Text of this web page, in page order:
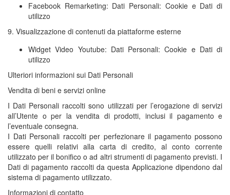
Facebook Remarketing: Dati Personali: Cookie e Dati di
utilizzo
9. Visualizzazione di contenuti da piattaforme esterne
Widget Video Youtube: Dati Personali: Cookie e Dati di
utilizzo
Ulteriori informazioni sui Dati Personali
Vendita di beni e servizi online
I Dati Personali raccolti sono utilizzati per l’erogazione di servizi
all’Utente o per la vendita di prodotti, inclusi il pagamento e
l’eventuale consegna.
I Dati Personali raccolti per perfezionare il pagamento possono
essere quelli relativi alla carta di credito, al conto corrente
utilizzato per il bonifico o ad altri strumenti di pagamento previsti. I
Dati di pagamento raccolti da questa Applicazione dipendono dal
sistema di pagamento utilizzato.
Informazioni di contatto